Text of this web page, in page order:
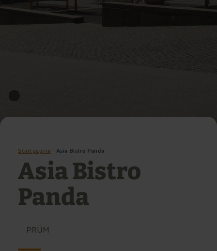
Startpagina Asia Bistro Panda
Asia Bistro
Panda
PRÜM